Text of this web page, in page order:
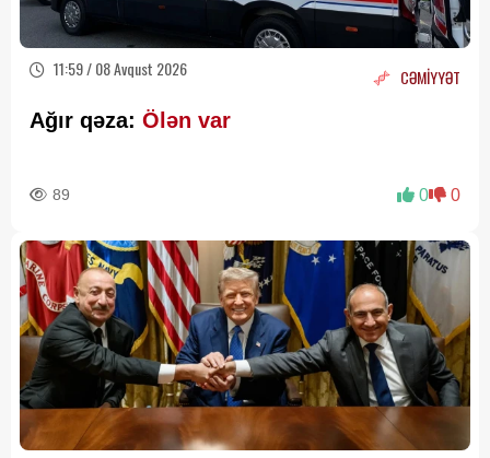
11:59 / 08 Avqust 2026 CƏMİYYƏT
Ağır qəza: Ölən var
89 0 0